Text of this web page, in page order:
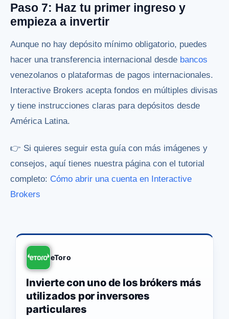
Paso 7: Haz tu primer ingreso y
empieza a invertir
Aunque no hay depósito mínimo obligatorio, puedes
hacer una transferencia internacional desde bancos
venezolanos o plataformas de pagos internacionales.
Interactive Brokers acepta fondos en múltiples divisas
y tiene instrucciones claras para depósitos desde
América Latina.
👉 Si quieres seguir esta guía con más imágenes y
consejos, aquí tienes nuestra página con el tutorial
completo: Cómo abrir una cuenta en Interactive
Brokers
eToro
Invierte con uno de los brókers más
utilizados por inversores
particulares